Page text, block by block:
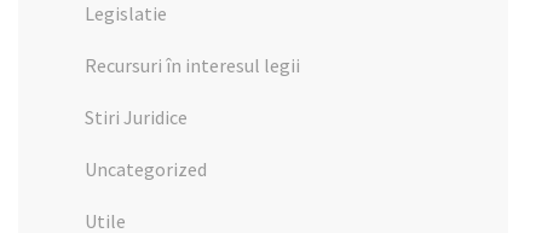
Legislatie
Recursuri în interesul legii
Stiri Juridice
Uncategorized
Utile